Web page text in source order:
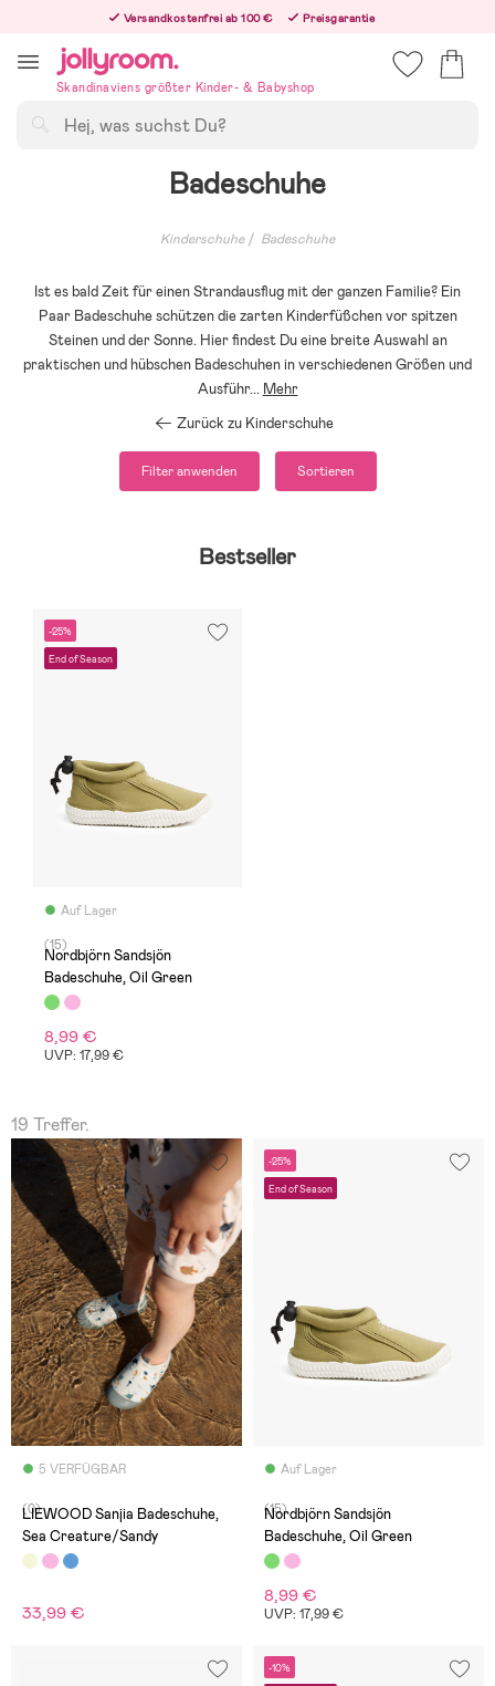
innehållet
Versandkostenfrei ab 100 €
Preisgarantie
Bestelle heute, dann versenden wir direkt nach dem Feiertag
Skandinaviens größter Kinder- & Babyshop
Badeschuhe
Kinderschuhe Badeschuhe
Ist es bald Zeit für einen Strandausflug mit der ganzen Familie? Ein
Paar Badeschuhe schützen die zarten Kinderfüßchen vor spitzen
Steinen und der Sonne. Hier findest Du eine breite Auswahl an
praktischen und hübschen Badeschuhen in verschiedenen Größen und
Ausführ... Mehr
Zurück zu Kinderschuhe
Filter anwenden Sortieren
Bestseller
-25%
End of Season
Auf Lager
(15)
Nordbjörn Sandsjön
Badeschuhe, Oil Green
8,99 €
UVP: 17,99 €
19 Treffer.
5 VERFÜGBAR
(0)
LIEWOOD Sanjia Badeschuhe,
Sea Creature/Sandy
33,99 €
-25%
End of Season
Auf Lager
(15)
Nordbjörn Sandsjön
Badeschuhe, Oil Green
8,99 €
UVP: 17,99 €
-10%